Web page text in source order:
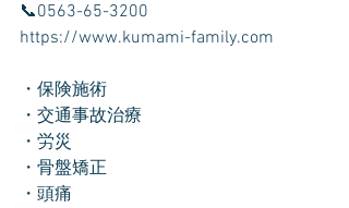
📞0563-65-3200
https://www.kumami-family.com
・保険施術
・交通事故治療
・労災
・骨盤矯正
・頭痛